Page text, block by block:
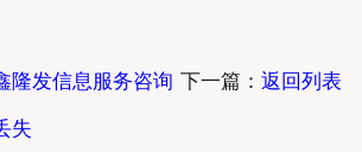
下一篇：返回列表
隆发信息服务咨询
失